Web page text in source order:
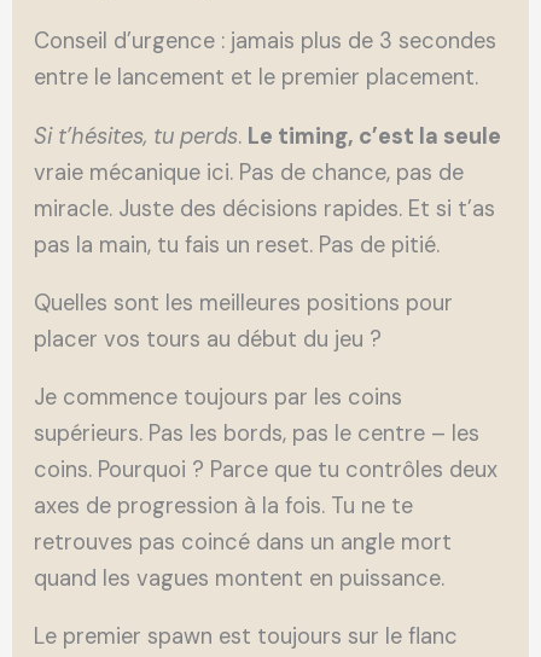
Conseil d’urgence : jamais plus de 3 secondes
entre le lancement et le premier placement.
Si t’hésites, tu perds. Le timing, c’est la seule
vraie mécanique ici. Pas de chance, pas de
miracle. Juste des décisions rapides. Et si t’as
pas la main, tu fais un reset. Pas de pitié.
Quelles sont les meilleures positions pour
placer vos tours au début du jeu ?
Je commence toujours par les coins
supérieurs. Pas les bords, pas le centre – les
coins. Pourquoi ? Parce que tu contrôles deux
axes de progression à la fois. Tu ne te
retrouves pas coincé dans un angle mort
quand les vagues montent en puissance.
Le premier spawn est toujours sur le flanc